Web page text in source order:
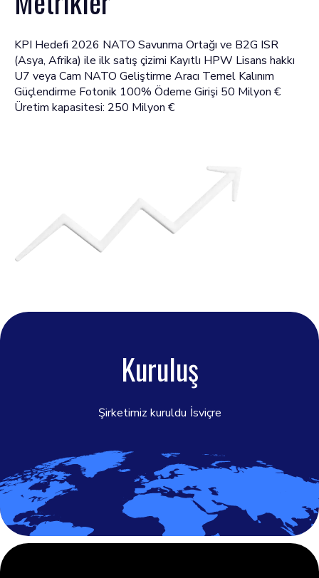
KPI Hedefi 2026 NATO Savunma Ortağı ve B2G ISR
(Asya, Afrika) ile ilk satış çizimi Kayıtlı HPW Lisans hakkı
U7 veya Cam NATO Geliştirme Aracı Temel Kalınım
Güçlendirme Fotonik 100% Ödeme Girişi 50 Milyon €
Üretim kapasitesi: 250 Milyon €
Kuruluş
Şirketimiz kuruldu İsviçre